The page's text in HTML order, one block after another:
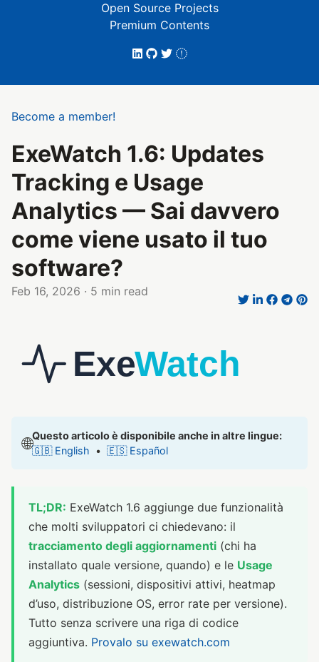
Open Source Projects
Premium Contents
Become a member!
ExeWatch 1.6: Updates
Tracking e Usage
Analytics — Sai davvero
come viene usato il tuo
software?
Feb 16, 2026 · 5 min read
🌐Questo articolo è disponibile anche in altre lingue:
🇬🇧 English • 🇪🇸 Español
TL;DR: ExeWatch 1.6 aggiunge due funzionalità
che molti sviluppatori ci chiedevano: il
tracciamento degli aggiornamenti (chi ha
installato quale versione, quando) e le Usage
Analytics (sessioni, dispositivi attivi, heatmap
d’uso, distribuzione OS, error rate per versione).
Tutto senza scrivere una riga di codice
aggiuntiva. Provalo su exewatch.com